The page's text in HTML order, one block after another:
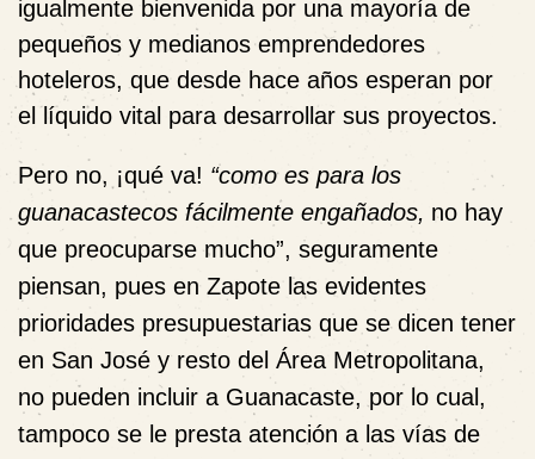
igualmente bienvenida por una mayoría de
pequeños y medianos emprendedores
hoteleros, que desde hace años esperan por
el líquido vital para desarrollar sus proyectos.
Pero no, ¡qué va! “como es para los
guanacastecos fácilmente engañados, no hay
que preocuparse mucho”, seguramente
piensan, pues en Zapote las evidentes
prioridades presupuestarias que se dicen tener
en San José y resto del Área Metropolitana,
no pueden incluir a Guanacaste, por lo cual,
tampoco se le presta atención a las vías de